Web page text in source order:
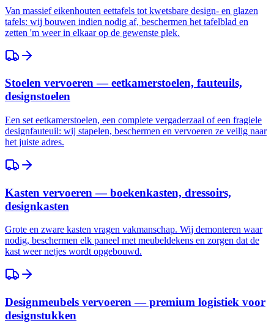
Van massief eikenhouten eettafels tot kwetsbare design- en glazen
tafels: wij bouwen indien nodig af, beschermen het tafelblad en
zetten 'm weer in elkaar op de gewenste plek.
Stoelen vervoeren — eetkamerstoelen, fauteuils,
designstoelen
Een set eetkamerstoelen, een complete vergaderzaal of een fragiele
designfauteuil: wij stapelen, beschermen en vervoeren ze veilig naar
het juiste adres.
Kasten vervoeren — boekenkasten, dressoirs,
designkasten
Grote en zware kasten vragen vakmanschap. Wij demonteren waar
nodig, beschermen elk paneel met meubeldekens en zorgen dat de
kast weer netjes wordt opgebouwd.
Designmeubels vervoeren — premium logistiek voor
designstukken